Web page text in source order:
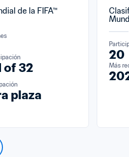
de la FIFA™
of 32
plaza
20
Más